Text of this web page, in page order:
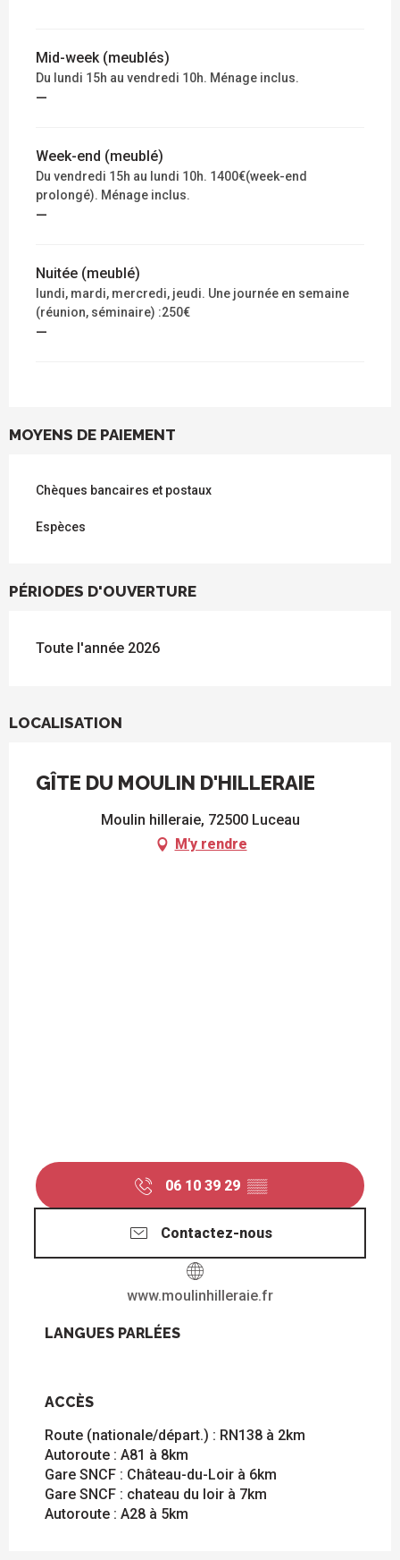
Mid-week (meublés)
Du lundi 15h au vendredi 10h. Ménage inclus.
—
Week-end (meublé)
Du vendredi 15h au lundi 10h. 1400€(week-end
prolongé). Ménage inclus.
—
Nuitée (meublé)
lundi, mardi, mercredi, jeudi. Une journée en semaine
(réunion, séminaire) :250€
—
MOYENS DE PAIEMENT
Chèques bancaires et postaux
Espèces
PÉRIODES D'OUVERTURE
Toute l'année 2026
LOCALISATION
GÎTE DU MOULIN D'HILLERAIE
Moulin hilleraie, 72500 Luceau
M'y rendre
06 10 39 29 ▒▒
Contactez-nous
www.moulinhilleraie.fr
LANGUES PARLÉES
LANGUES PARLÉES
ACCÈS
ACCÈS
Route (nationale/départ.) : RN138 à 2km
Autoroute : A81 à 8km
Gare SNCF : Château-du-Loir à 6km
Gare SNCF : chateau du loir à 7km
Autoroute : A28 à 5km